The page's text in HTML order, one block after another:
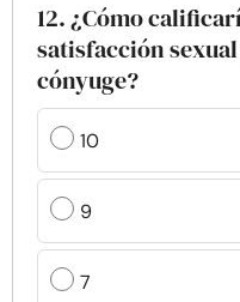
12. ¿Cómo
satisfacción
cónyuge?
10
9
7